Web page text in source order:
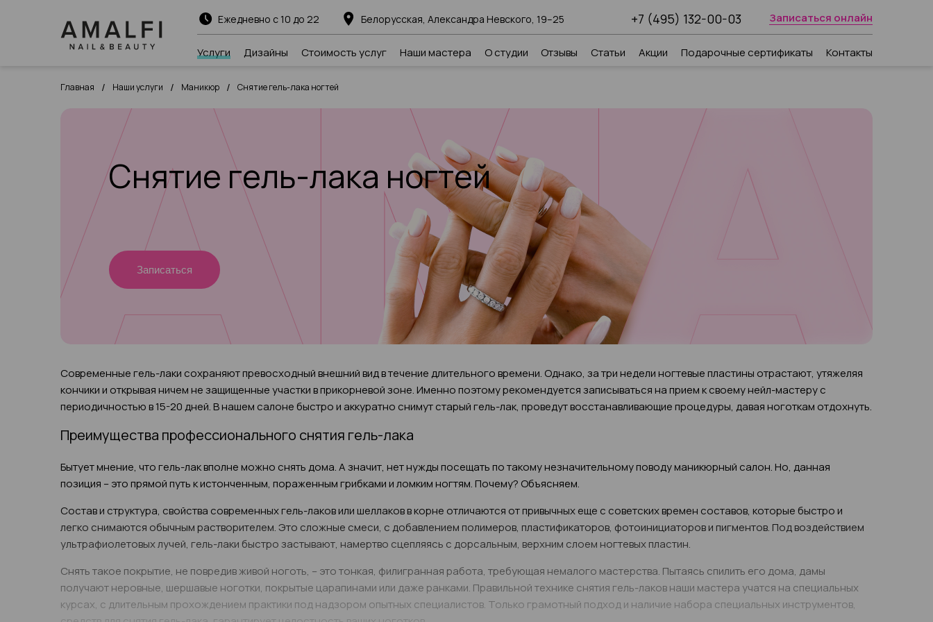
Ежедневно с 10 до 22 Белорусская, Александра Невского, 19–25 +7 (495) 132-00-03 Записаться онлайн
Услуги Дизайны Стоимость услуг Наши мастера О студии Отзывы Статьи Акции Подарочные сертификаты Контакты
Главная / Наши услуги / Маникюр / Снятие гель-лака ногтей
Снятие гель-лака ногтей
Записаться
Современные гель-лаки сохраняют превосходный внешний вид в течение длительного времени. Однако, за три недели ногтевые пластины отрастают, утяжеляя
кончики и открывая ничем не защищенные участки в прикорневой зоне. Именно поэтому рекомендуется записываться на прием к своему нейл-мастеру с
периодичностью в 15-20 дней. В нашем салоне быстро и аккуратно снимут старый гель-лак, проведут восстанавливающие процедуры, давая ноготкам отдохнуть.
Преимущества профессионального снятия гель-лака
Бытует мнение, что гель-лак вполне можно снять дома. А значит, нет нужды посещать по такому незначительному поводу маникюрный салон. Но, данная
позиция – это прямой путь к истонченным, пораженным грибками и ломким ногтям. Почему? Объясняем.
Состав и структура, свойства современных гель-лаков или шеллаков в корне отличаются от привычных еще с советских времен составов, которые быстро и
легко снимаются обычным растворителем. Это сложные смеси, с добавлением полимеров, пластификаторов, фотоинициаторов и пигментов. Под воздействием
ультрафиолетовых лучей, гель-лаки быстро застывают, намертво сцепляясь с дорсальным, верхним слоем ногтевых пластин.
Снять такое покрытие, не повредив живой ноготь, – это тонкая, филигранная работа, требующая немалого мастерства. Пытаясь спилить его дома, дамы
получают неровные, шершавые ноготки, покрытые царапинами или даже ранками. Правильной технике снятия гель-лаков наши мастера учатся на специальных
курсах, с длительным прохождением практики под надзором опытных специалистов. Только грамотный подход и наличие набора специальных инструментов,